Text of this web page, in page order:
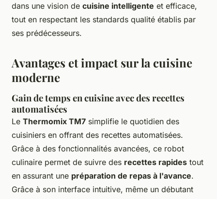
dans une vision de cuisine intelligente et efficace,
tout en respectant les standards qualité établis par
ses prédécesseurs.
Avantages et impact sur la cuisine
moderne
Gain de temps en cuisine avec des recettes
automatisées
Le Thermomix TM7 simplifie le quotidien des
cuisiniers en offrant des recettes automatisées.
Grâce à des fonctionnalités avancées, ce robot
culinaire permet de suivre des recettes rapides tout
en assurant une préparation de repas à l'avance.
Grâce à son interface intuitive, même un débutant